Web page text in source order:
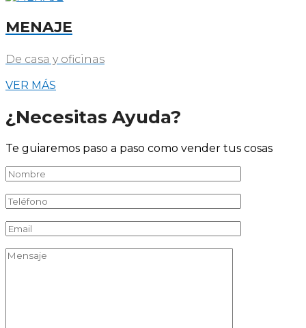
MENAJE
De casa y oficinas
VER MÁS
¿Necesitas Ayuda?
Te guiaremos paso a paso como vender tus cosas